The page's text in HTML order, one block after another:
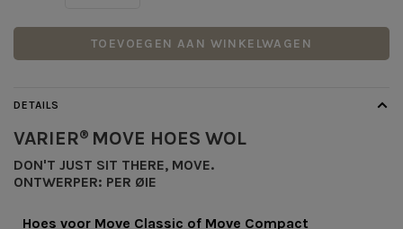
TOEVOEGEN AAN WINKELWAGEN
DETAILS
VARIER® MOVE HOES WOL
DON'T JUST SIT THERE, MOVE.
ONTWERPER: PER ØIE
Hoes voor Move Classic of Move Compact